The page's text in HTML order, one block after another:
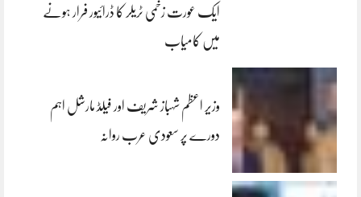
ایک عورت زخمی ٹریلر کا ڈرائیور فرار ہونے
میں کامیاب
وزیر اعظم شہباز شریف اور فیلڈ مارشل اہم
دورے پر سعودی عرب روانہ